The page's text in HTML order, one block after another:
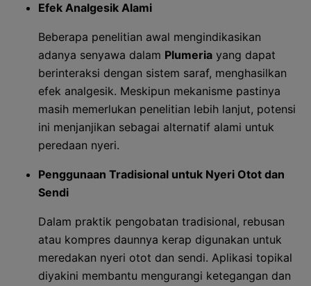
Efek Analgesik Alami
Beberapa penelitian awal mengindikasikan
adanya senyawa dalam Plumeria yang dapat
berinteraksi dengan sistem saraf, menghasilkan
efek analgesik. Meskipun mekanisme pastinya
masih memerlukan penelitian lebih lanjut, potensi
ini menjanjikan sebagai alternatif alami untuk
peredaan nyeri.
Penggunaan Tradisional untuk Nyeri Otot dan
Sendi
Dalam praktik pengobatan tradisional, rebusan
atau kompres daunnya kerap digunakan untuk
meredakan nyeri otot dan sendi. Aplikasi topikal
diyakini membantu mengurangi ketegangan dan